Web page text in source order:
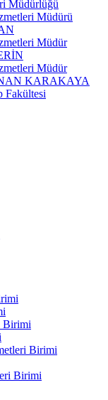
Müdürlüğü
Müdürü
Müdür
Müdür
KARAKAYA
Fakültesi
Birimi
Birimi
Birimi